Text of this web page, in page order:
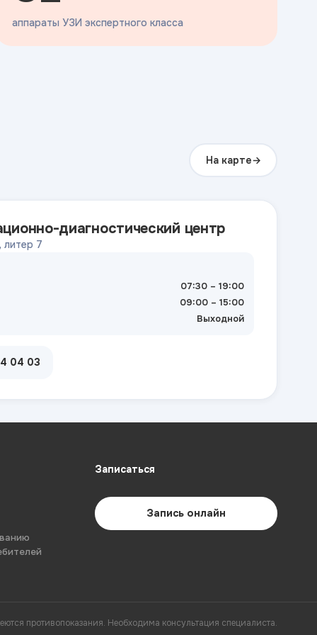
аппараты УЗИ экспертного класса
На карте
диагностический центр
литер 7
07:30 – 19:00
09:00 – 15:00
Выходной
04 03
Записаться
Запись онлайн
противопоказания. Необходима консультация специалиста.